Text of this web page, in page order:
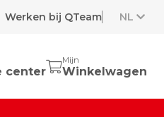
Werken bij QTeam NL
center
Mijn
Winkelwagen